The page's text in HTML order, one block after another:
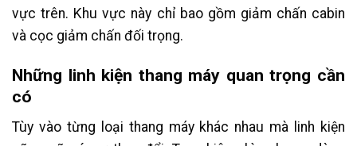
vực trên. Khu vực này chỉ bao gồm giảm chấn cabin
và cọc giảm chấn đối trọng.
Những linh kiện thang máy quan trọng cần
có
Tùy vào từng loại thang máy khác nhau mà linh kiện